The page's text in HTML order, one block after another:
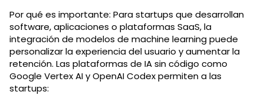
Por qué es importante: Para startups que desarrollan
software, aplicaciones o plataformas SaaS, la
integración de modelos de machine learning puede
personalizar la experiencia del usuario y aumentar la
retención. Las plataformas de IA sin código como
Google Vertex AI y OpenAI Codex permiten a las
startups: